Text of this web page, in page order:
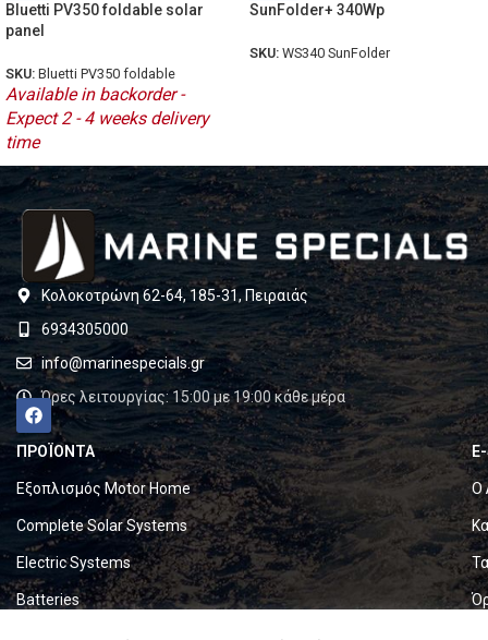
Bluetti PV350 foldable solar
panel
SKU: Bluetti PV350 foldable
Available in backorder -
Expect 2 - 4 weeks delivery
time
SunFolder+ 340Wp
SKU: WS340 SunFolder
Κολοκοτρώνη 62-64, 185-31, Πειραιάς
6934305000
info@marinespecials.gr
Ώρες λειτουργίας: 15:00 με 19:00 κάθε μέρα
ΠΡΟΪΟΝΤΑ
Εξοπλισμός Motor Home
Complete Solar Systems
Electric Systems
Batteries
Set & Fold Solar Panels
Ο